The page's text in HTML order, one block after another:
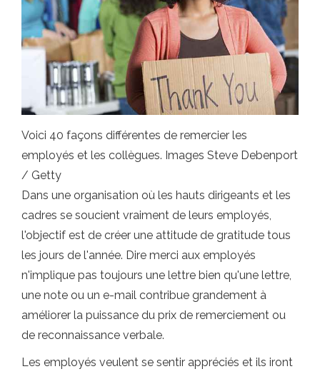
Voici 40 façons différentes de remercier les
employés et les collègues. Images Steve Debenport
/ Getty
Dans une organisation où les hauts dirigeants et les
cadres se soucient vraiment de leurs employés,
l'objectif est de créer une attitude de gratitude tous
les jours de l'année. Dire merci aux employés
n'implique pas toujours une lettre bien qu'une lettre,
une note ou un e-mail contribue grandement à
améliorer la puissance du prix de remerciement ou
de reconnaissance verbale.
Les employés veulent se sentir appréciés et ils iront